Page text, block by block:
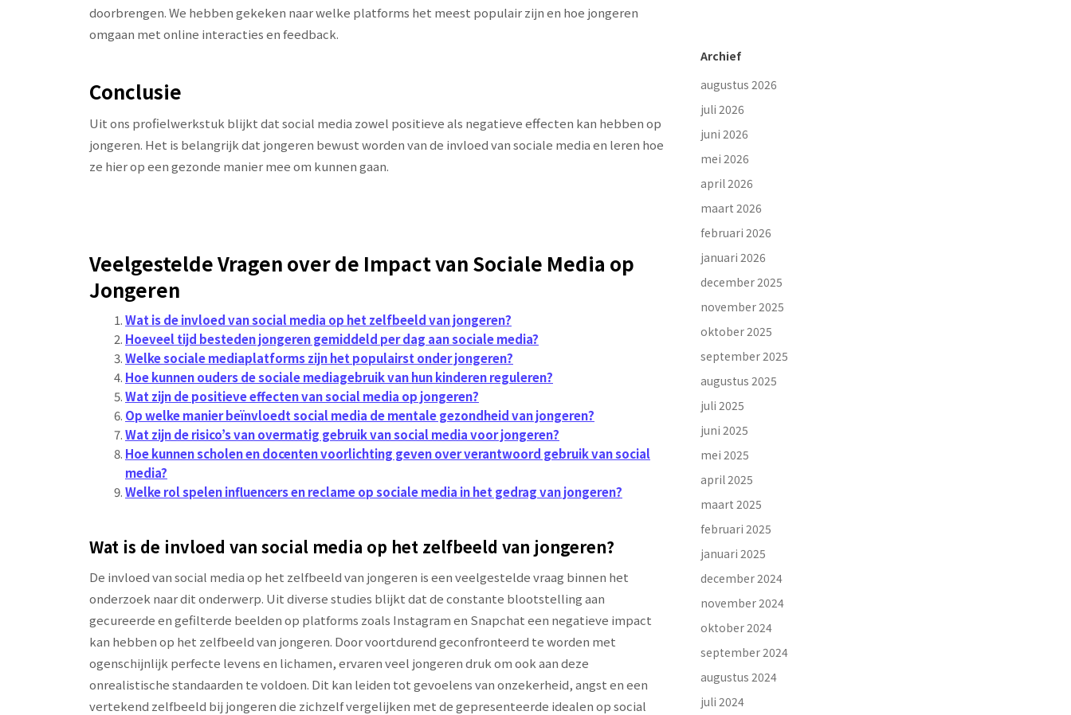
doorbrengen. We hebben gekeken naar welke platforms het meest populair zijn en hoe jongeren
omgaan met online interacties en feedback.
Conclusie
Uit ons profielwerkstuk blijkt dat social media zowel positieve als negatieve effecten kan hebben op
jongeren. Het is belangrijk dat jongeren bewust worden van de invloed van sociale media en leren hoe
ze hier op een gezonde manier mee om kunnen gaan.
Veelgestelde Vragen over de Impact van Sociale Media op
Jongeren
Wat is de invloed van social media op het zelfbeeld van jongeren?
Hoeveel tijd besteden jongeren gemiddeld per dag aan sociale media?
Welke sociale mediaplatforms zijn het populairst onder jongeren?
Hoe kunnen ouders de sociale mediagebruik van hun kinderen reguleren?
Wat zijn de positieve effecten van social media op jongeren?
Op welke manier beïnvloedt social media de mentale gezondheid van jongeren?
Wat zijn de risico’s van overmatig gebruik van social media voor jongeren?
Hoe kunnen scholen en docenten voorlichting geven over verantwoord gebruik van social
media?
Welke rol spelen influencers en reclame op sociale media in het gedrag van jongeren?
Wat is de invloed van social media op het zelfbeeld van jongeren?
De invloed van social media op het zelfbeeld van jongeren is een veelgestelde vraag binnen het
onderzoek naar dit onderwerp. Uit diverse studies blijkt dat de constante blootstelling aan
gecureerde en gefilterde beelden op platforms zoals Instagram en Snapchat een negatieve impact
kan hebben op het zelfbeeld van jongeren. Door voortdurend geconfronteerd te worden met
ogenschijnlijk perfecte levens en lichamen, ervaren veel jongeren druk om ook aan deze
onrealistische standaarden te voldoen. Dit kan leiden tot gevoelens van onzekerheid, angst en een
vertekend zelfbeeld bij jongeren die zichzelf vergelijken met de gepresenteerde idealen op social
Archief
augustus 2026
juli 2026
juni 2026
mei 2026
april 2026
maart 2026
februari 2026
januari 2026
december 2025
november 2025
oktober 2025
september 2025
augustus 2025
juli 2025
juni 2025
mei 2025
april 2025
maart 2025
februari 2025
januari 2025
december 2024
november 2024
oktober 2024
september 2024
augustus 2024
juli 2024